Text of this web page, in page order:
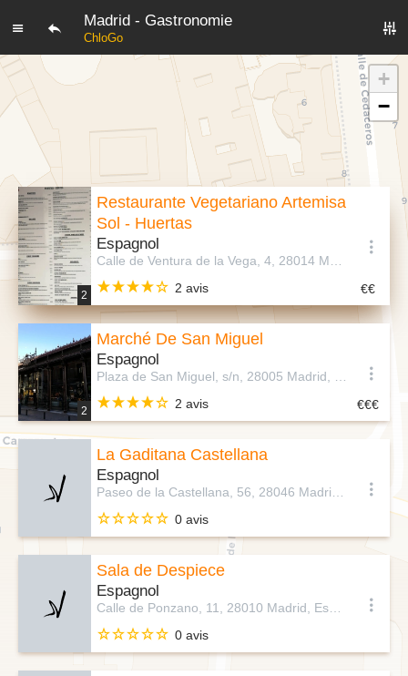
Madrid - Gastronomie
ChloGo
2
Restaurante Vegetariano Artemisa
Sol - Huertas
Espagnol
2 avis
2
Marché De San Miguel
Espagnol
2 avis
La Gaditana Castellana
Espagnol
0 avis
Sala de Despiece
Espagnol
0 avis
+
−